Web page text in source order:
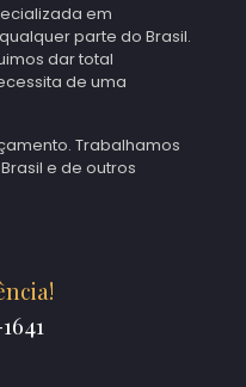
em
parte do Brasil.
dar total
de uma
Trabalhamos
e de outros